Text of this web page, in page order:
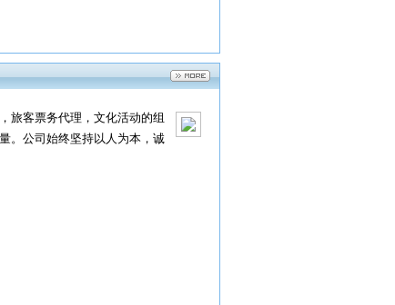
旅客票务代理，文化活动的组
。公司始终坚持以人为本，诚